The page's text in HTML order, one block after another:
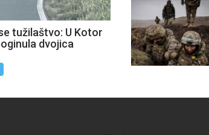
tužilaštvo: U Kotor
dvojica